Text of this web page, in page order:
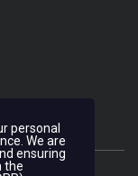
personal
We are
ensuring
the